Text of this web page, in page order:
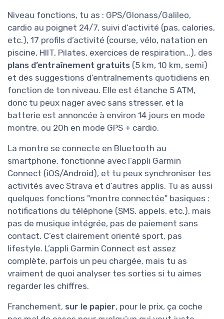
Niveau fonctions, tu as : GPS/Glonass/Galileo,
cardio au poignet 24/7, suivi d’activité (pas, calories,
etc.), 17 profils d’activité (course, vélo, natation en
piscine, HIIT, Pilates, exercices de respiration…), des
plans d’entraînement gratuits (5 km, 10 km, semi)
et des suggestions d’entraînements quotidiens en
fonction de ton niveau. Elle est étanche 5 ATM,
donc tu peux nager avec sans stresser, et la
batterie est annoncée à environ 14 jours en mode
montre, ou 20h en mode GPS + cardio.
La montre se connecte en Bluetooth au
smartphone, fonctionne avec l’appli Garmin
Connect (iOS/Android), et tu peux synchroniser tes
activités avec Strava et d’autres applis. Tu as aussi
quelques fonctions "montre connectée" basiques :
notifications du téléphone (SMS, appels, etc.), mais
pas de musique intégrée, pas de paiement sans
contact. C’est clairement orienté sport, pas
lifestyle. L’appli Garmin Connect est assez
complète, parfois un peu chargée, mais tu as
vraiment de quoi analyser tes sorties si tu aimes
regarder les chiffres.
Franchement, sur le papier, pour le prix, ça coche